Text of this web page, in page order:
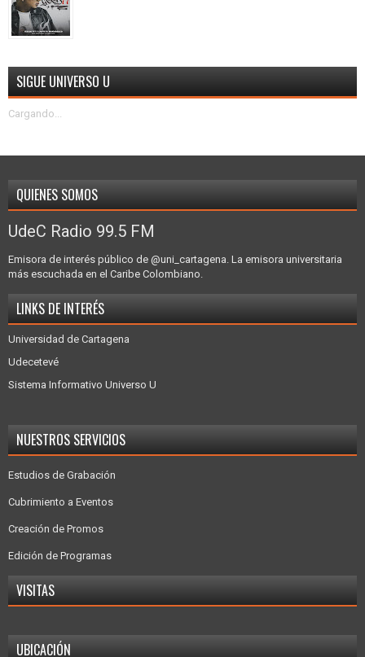
SIGUE UNIVERSO U
Cargando...
QUIENES SOMOS
UdeC Radio 99.5 FM
Emisora de interés público de @uni_cartagena. La emisora universitaria
más escuchada en el Caribe Colombiano.
LINKS DE INTERÉS
Universidad de Cartagena
Udecetevé
Sistema Informativo Universo U
NUESTROS SERVICIOS
Estudios de Grabación
Cubrimiento a Eventos
Creación de Promos
Edición de Programas
VISITAS
UBICACIÓN